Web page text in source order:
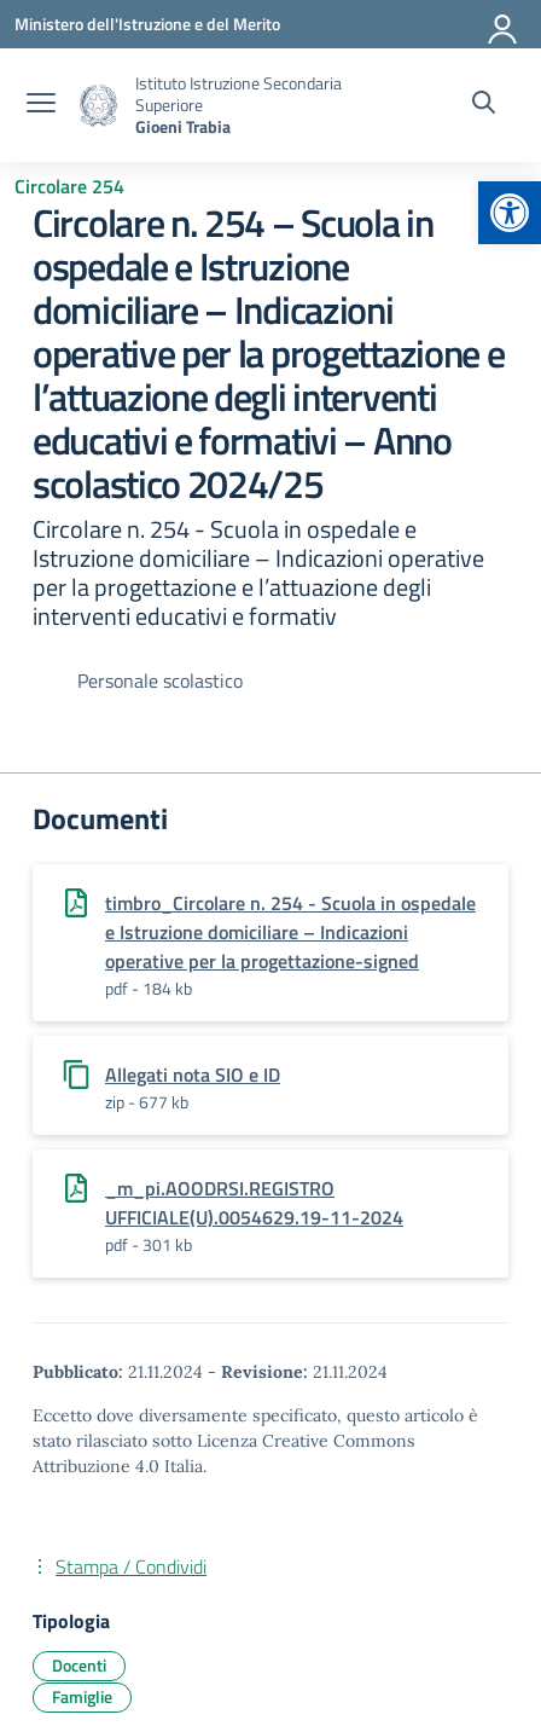
Vai ai contenuti
Vai al menu di navigazione
Vai al footer
Ministero dell'Istruzione e del Merito
Istituto Istruzione Secondaria
Superiore
Gioeni Trabia
Circolare 254
Circolare n. 254 – Scuola in
ospedale e Istruzione
domiciliare – Indicazioni
operative per la progettazione e
l’attuazione degli interventi
educativi e formativi – Anno
scolastico 2024/25
Circolare n. 254 - Scuola in ospedale e
Istruzione domiciliare – Indicazioni operative
per la progettazione e l’attuazione degli
interventi educativi e formativ
Personale scolastico
Documenti
timbro_Circolare n. 254 - Scuola in ospedale
e Istruzione domiciliare – Indicazioni
operative per la progettazione-signed
pdf - 184 kb
Allegati nota SIO e ID
zip - 677 kb
_m_pi.AOODRSI.REGISTRO
UFFICIALE(U).0054629.19-11-2024
pdf - 301 kb
Pubblicato: 21.11.2024 - Revisione: 21.11.2024
Eccetto dove diversamente specificato, questo articolo è
stato rilasciato sotto Licenza Creative Commons
Attribuzione 4.0 Italia.
Stampa / Condividi
Tipologia
Docenti
Famiglie